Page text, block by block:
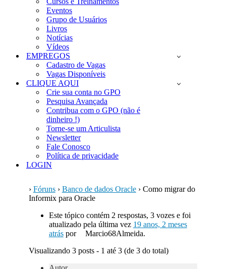
Eventos
Grupo de Usuários
Livros
Notícias
Vídeos
EMPREGOS
Cadastro de Vagas
Vagas Disponíveis
CLIQUE AQUI
Crie sua conta no GPO
Pesquisa Avançada
Contribua com o GPO (não é
dinheiro !)
Torne-se um Articulista
Newsletter
Fale Conosco
Política de privacidade
LOGIN
› Fóruns › Banco de dados Oracle › Como migrar do
Informix para Oracle
Este tópico contém 2 respostas, 3 vozes e foi
atualizado pela última vez 19 anos, 2 meses
atráspor
Marcio68Almeida.
Visualizando 3 posts - 1 até 3 (de 3 do total)